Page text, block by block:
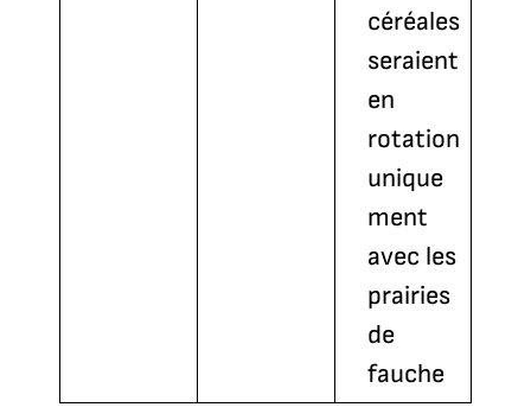
céréales
seraient
en
rotation
unique
ment
avec les
prairies
de
fauche